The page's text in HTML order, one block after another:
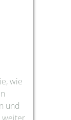
wie
und